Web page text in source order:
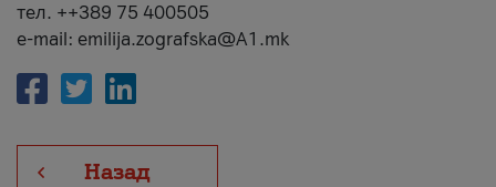
тел. ++389 75 400505
e-mail: emilija.zografska@A1.mk
Назад